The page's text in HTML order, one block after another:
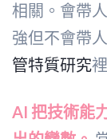
相關。會帶
強但不會帶
管特質研究
AI 把技術能